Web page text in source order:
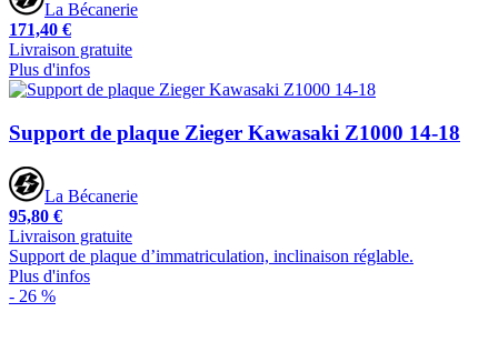
La Bécanerie
171,40 €
Livraison gratuite
Plus d'infos
Support de plaque Zieger Kawasaki Z1000 14-18
La Bécanerie
95,80 €
Livraison gratuite
Support de plaque d’immatriculation, inclinaison réglable.
Plus d'infos
- 26 %